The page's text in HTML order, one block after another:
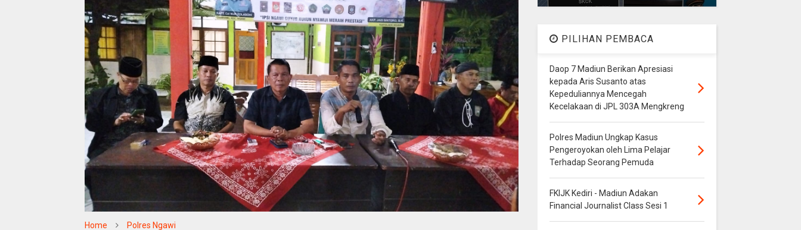
Home Polres Ngawi
PILIHAN PEMBACA
Daop 7 Madiun Berikan Apresiasi
kepada Aris Susanto atas
Kepeduliannya Mencegah
Kecelakaan di JPL 303A Mengkreng
Polres Madiun Ungkap Kasus
Pengeroyokan oleh Lima Pelajar
Terhadap Seorang Pemuda
FKIJK Kediri - Madiun Adakan
Financial Journalist Class Sesi 1